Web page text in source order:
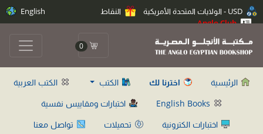
النقاط
Anglo Club
English
0
الرئيسية اخترنا لك الكتب
الكتب العربية
اختبارات ومقاييس نفسية
اختبارات الكترونية
تحميلات تواصل معنا